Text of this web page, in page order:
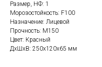
Размер, НФ: 1
Морозостойкость: F100
Назначение: Лицевой
Прочность: М150
Цвет: Красный
ДxШxВ: 250x120x65 мм